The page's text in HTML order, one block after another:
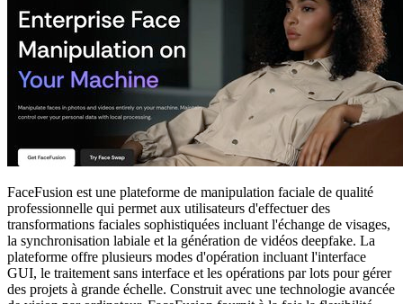
FaceFusion est une plateforme de manipulation faciale de qualité
professionnelle qui permet aux utilisateurs d'effectuer des
transformations faciales sophistiquées incluant l'échange de visages,
la synchronisation labiale et la génération de vidéos deepfake. La
plateforme offre plusieurs modes d'opération incluant l'interface
GUI, le traitement sans interface et les opérations par lots pour gérer
des projets à grande échelle. Construit avec une technologie avancée